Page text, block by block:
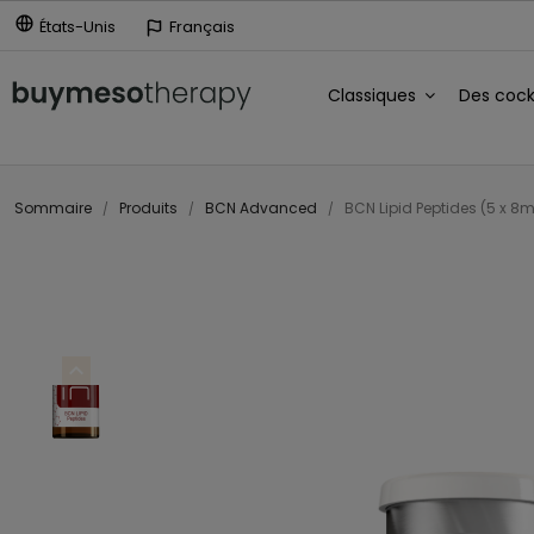
États-Unis Français
Classiques Des
Sommaire Produits BCN Advanced BCN Lipid Peptides (5 x